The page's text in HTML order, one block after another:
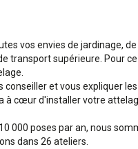
vos envies de jardinage,
supérieure. Pour
et vous expliquer
cœur d'installer votre
000 poses par an, nous
dans 26 ateliers.